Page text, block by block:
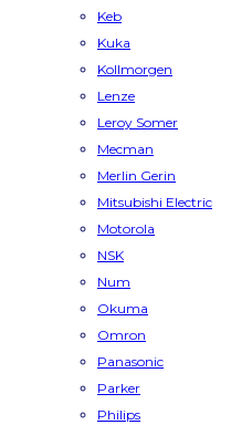
Keb
Kuka
Kollmorgen
Lenze
Leroy Somer
Mecman
Merlin Gerin
Mitsubishi Electric
Motorola
NSK
Num
Okuma
Omron
Panasonic
Parker
Philips